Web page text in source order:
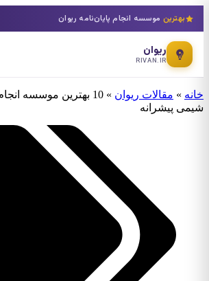
بهترین موسسه انجام پایان‌نامه ریوان
ریوان
RIVAN.IR
خانه » مقالات ریوان »
10 بهترین موسسه
شیمی پیشرانه